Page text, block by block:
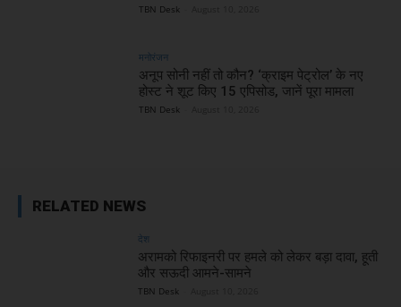
TBN Desk
मनोरंजन
अनूप सोनी नहीं तो कौन? ‘क्राइम पेट्रोल’ के नए
होस्ट ने शूट किए 15 एपिसोड, जानें पूरा मामला
TBN Desk
RELATED NEWS
देश
अरामको रिफाइनरी पर हमले को लेकर बड़ा दावा, हूती
और सऊदी आमने-सामने
TBN Desk